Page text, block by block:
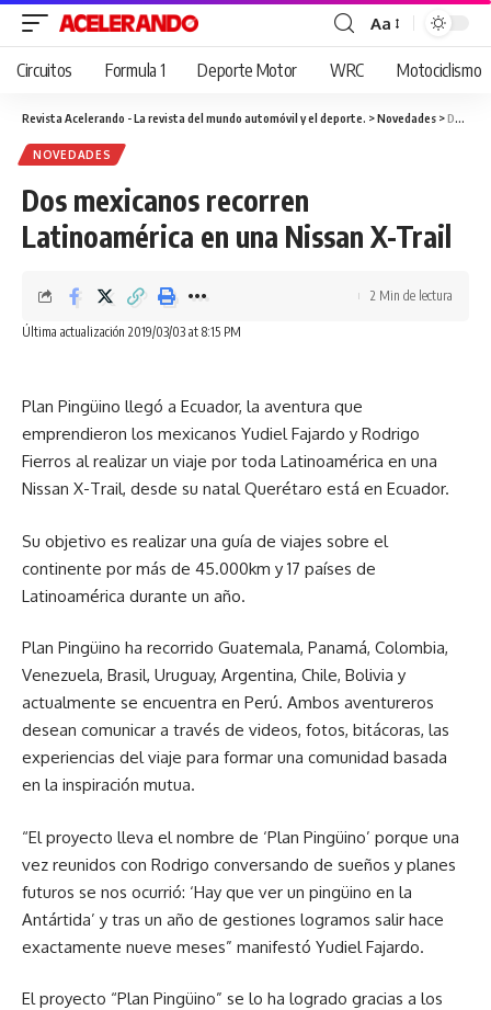
Cambiar
tamaño
fuente
Aa
Circuitos Formula 1 Deporte Motor WRC Motociclismo
Revista Acelerando - La revista del mundo automóvil y el deporte. >Novedades >Dos mexicanos recorren Latinoamérica en una Nissan X-Trail
NOVEDADES
Dos mexicanos recorren
Latinoamérica en una Nissan X-Trail
Última actualización 2019/03/03 at 8:15 PM
2 Min de lectura
Plan Pingüino llegó a Ecuador, la aventura que
emprendieron los mexicanos Yudiel Fajardo y Rodrigo
Fierros al realizar un viaje por toda Latinoamérica en una
Nissan X-Trail, desde su natal Querétaro está en Ecuador.
Su objetivo es realizar una guía de viajes sobre el
continente por más de 45.000km y 17 países de
Latinoamérica durante un año.
Plan Pingüino ha recorrido Guatemala, Panamá, Colombia,
Venezuela, Brasil, Uruguay, Argentina, Chile, Bolivia y
actualmente se encuentra en Perú. Ambos aventureros
desean comunicar a través de videos, fotos, bitácoras, las
experiencias del viaje para formar una comunidad basada
en la inspiración mutua.
“El proyecto lleva el nombre de ‘Plan Pingüino’ porque una
vez reunidos con Rodrigo conversando de sueños y planes
futuros se nos ocurrió: ‘Hay que ver un pingüino en la
Antártida’ y tras un año de gestiones logramos salir hace
exactamente nueve meses” manifestó Yudiel Fajardo.
El proyecto “Plan Pingüino” se lo ha logrado gracias a los